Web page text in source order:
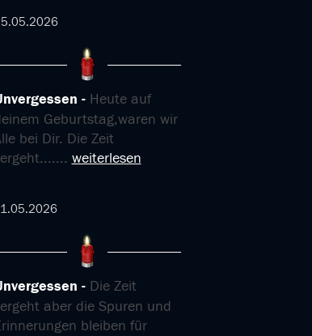
Heute auf
Geburtstag,waren wir
bei Dir. Die Zeit
... weiterlesen
Die Zeit
aber die Spuren und
bleiben für